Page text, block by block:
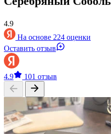
4.9
На основе 224 оценки
Оставить отзыв
4.9 101 отзыв